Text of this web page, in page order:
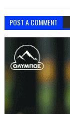
POST A COMMENT